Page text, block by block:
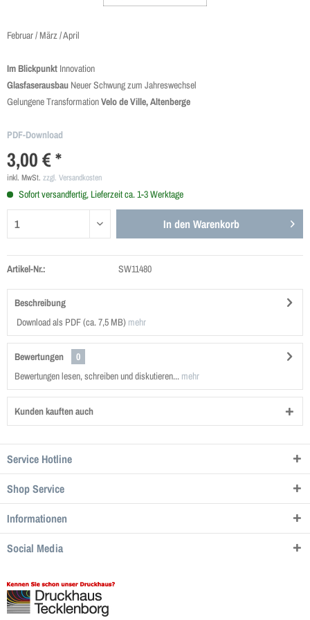
Februar / März / April
Im Blickpunkt Innovation
Glasfaserausbau Neuer Schwung zum Jahreswechsel
Gelungene TransformationVelo de Ville, Altenberge
PDF-Download
3,00 € *
inkl. MwSt. zzgl. Versandkosten
Sofort versandfertig, Lieferzeit ca. 1-3 Werktage
In den Warenkorb
Artikel-Nr.: SW11480
Beschreibung
Download als PDF (ca. 7,5 MB) mehr
Bewertungen
0
Bewertungen lesen, schreiben und diskutieren... mehr
Kunden kauften auch
Service Hotline
Shop Service
Informationen
Social Media